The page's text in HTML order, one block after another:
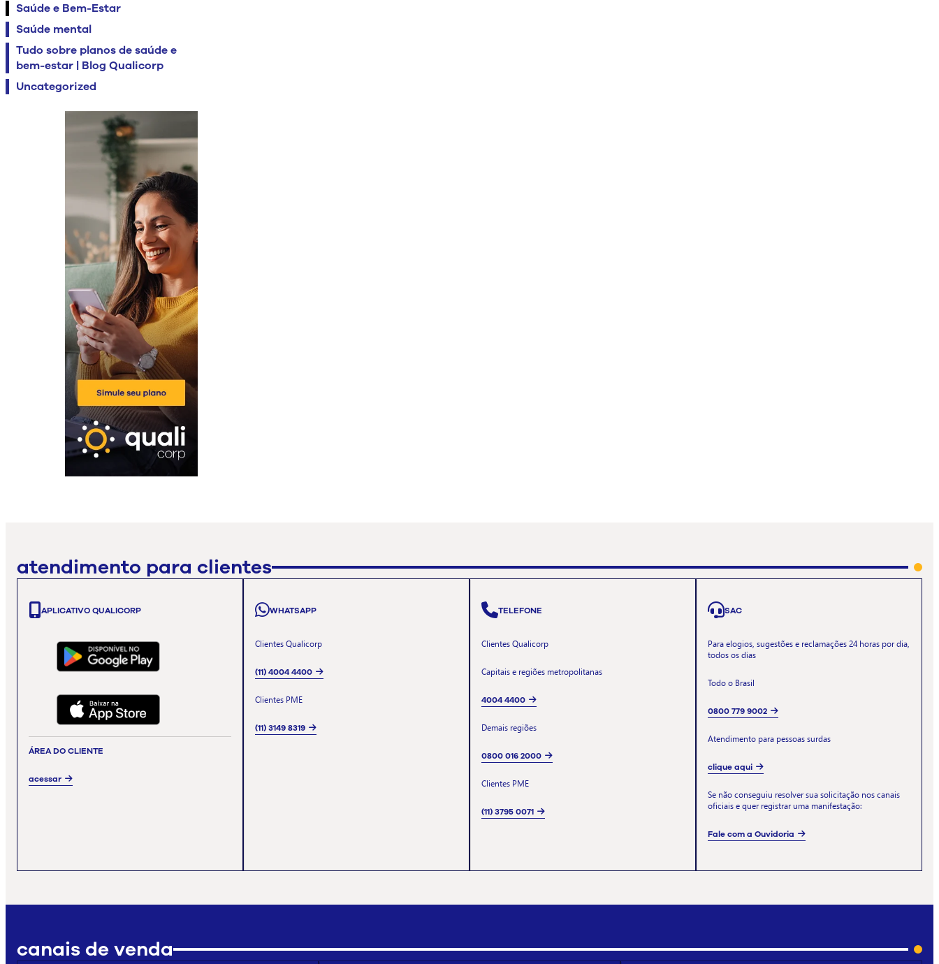
Saúde e Bem-Estar
Saúde mental
Tudo sobre planos de saúde e
bem-estar | Blog Qualicorp
Uncategorized
atendimento para clientes
APLICATIVO QUALICORP
ÁREA DO CLIENTE
acessar
WHATSAPP
Clientes Qualicorp
(11) 4004 4400
Clientes PME
(11) 3149 8319
TELEFONE
Clientes Qualicorp
Capitais e regiões metropolitanas
4004 4400
Demais regiões
0800 016 2000
Clientes PME
(11) 3795 0071
SAC
Para elogios, sugestões e reclamações 24 horas por dia,
todos os dias
Todo o Brasil
0800 779 9002
Atendimento para pessoas surdas
clique aqui
Se não conseguiu resolver sua solicitação nos canais
oficiais e quer registrar uma manifestação:
Fale com a Ouvidoria
canais de venda